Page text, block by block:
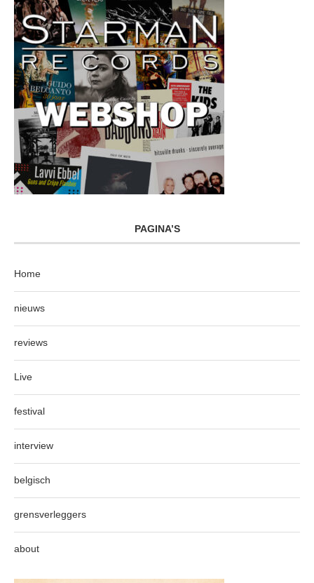
PAGINA’S
Home
nieuws
reviews
Live
festival
interview
belgisch
grensverleggers
about